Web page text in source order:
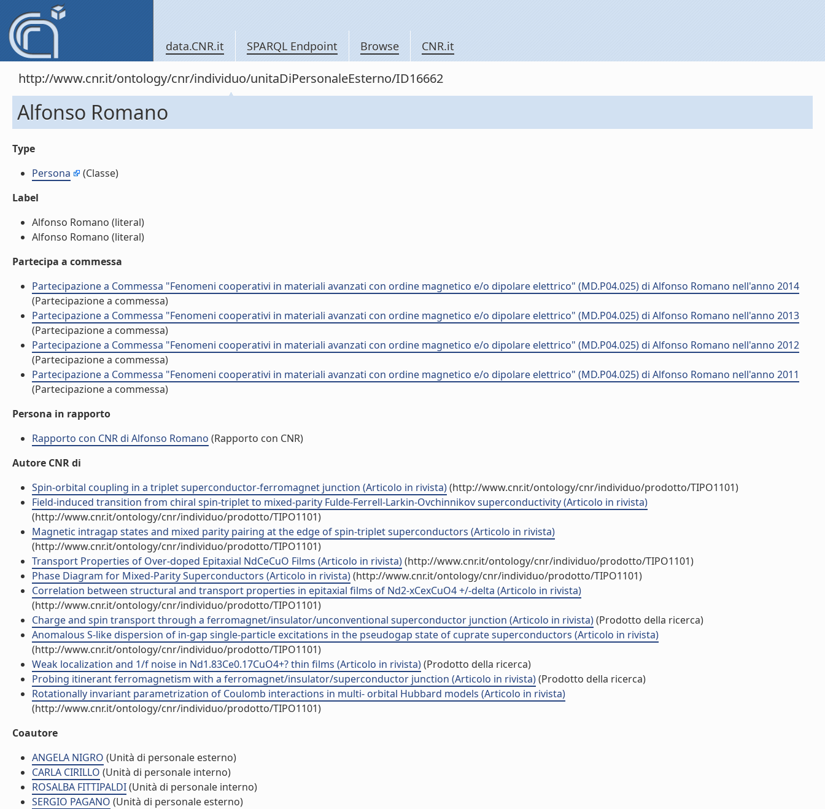
data.CNR.it SPARQL Endpoint Browse CNR.it
http://www.cnr.it/ontology/cnr/individuo/unitaDiPersonaleEsterno/ID16662
Alfonso Romano
Type
Persona
(Classe)
Label
Alfonso Romano (literal)
Alfonso Romano (literal)
Partecipa a commessa
Partecipazione a Commessa "Fenomeni cooperativi in materiali avanzati con ordine magnetico e/o dipolare elettrico" (MD.P04.025) di Alfonso Romano nell'anno 2014
(Partecipazione a commessa)
Partecipazione a Commessa "Fenomeni cooperativi in materiali avanzati con ordine magnetico e/o dipolare elettrico" (MD.P04.025) di Alfonso Romano nell'anno 2013
(Partecipazione a commessa)
Partecipazione a Commessa "Fenomeni cooperativi in materiali avanzati con ordine magnetico e/o dipolare elettrico" (MD.P04.025) di Alfonso Romano nell'anno 2012
(Partecipazione a commessa)
Partecipazione a Commessa "Fenomeni cooperativi in materiali avanzati con ordine magnetico e/o dipolare elettrico" (MD.P04.025) di Alfonso Romano nell'anno 2011
(Partecipazione a commessa)
Persona in rapporto
Rapporto con CNR di Alfonso Romano (Rapporto con CNR)
Autore CNR di
Spin-orbital coupling in a triplet superconductor-ferromagnet junction (Articolo in rivista)(http://www.cnr.it/ontology/cnr/individuo/prodotto/TIPO1101)
Field-induced transition from chiral spin-triplet to mixed-parity Fulde-Ferrell-Larkin-Ovchinnikov superconductivity (Articolo in rivista)
(http://www.cnr.it/ontology/cnr/individuo/prodotto/TIPO1101)
Magnetic intragap states and mixed parity pairing at the edge of spin-triplet superconductors (Articolo in rivista)
(http://www.cnr.it/ontology/cnr/individuo/prodotto/TIPO1101)
Transport Properties of Over-doped Epitaxial NdCeCuO Films (Articolo in rivista)(http://www.cnr.it/ontology/cnr/individuo/prodotto/TIPO1101)
Phase Diagram for Mixed-Parity Superconductors (Articolo in rivista)(http://www.cnr.it/ontology/cnr/individuo/prodotto/TIPO1101)
Correlation between structural and transport properties in epitaxial films of Nd2-xCexCuO4 +/-delta (Articolo in rivista)
(http://www.cnr.it/ontology/cnr/individuo/prodotto/TIPO1101)
Charge and spin transport through a ferromagnet/insulator/unconventional superconductor junction (Articolo in rivista)(Prodotto della ricerca)
Anomalous S-like dispersion of in-gap single-particle excitations in the pseudogap state of cuprate superconductors (Articolo in rivista)
(http://www.cnr.it/ontology/cnr/individuo/prodotto/TIPO1101)
Weak localization and 1/f noise in Nd1.83Ce0.17CuO4+? thin films (Articolo in rivista)(Prodotto della ricerca)
Probing itinerant ferromagnetism with a ferromagnet/insulator/superconductor junction (Articolo in rivista)(Prodotto della ricerca)
Rotationally invariant parametrization of Coulomb interactions in multi- orbital Hubbard models (Articolo in rivista)
(http://www.cnr.it/ontology/cnr/individuo/prodotto/TIPO1101)
Coautore
ANGELA NIGRO (Unità di personale esterno)
CARLA CIRILLO (Unità di personale interno)
ROSALBA FITTIPALDI(Unità di personale interno)
SERGIO PAGANO (Unità di personale esterno)